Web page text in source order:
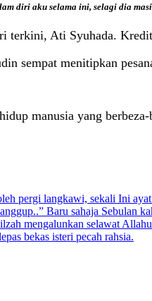
diri aku selama ini, selagi dia
terkini, Ati Syuhada.
sempat menitipkan
manusia yang
pergi langkawi, sekali Ini ayat
Baru sahaja Sebulan
mengalunkan selawat
bekas isteri pecah rahsia.